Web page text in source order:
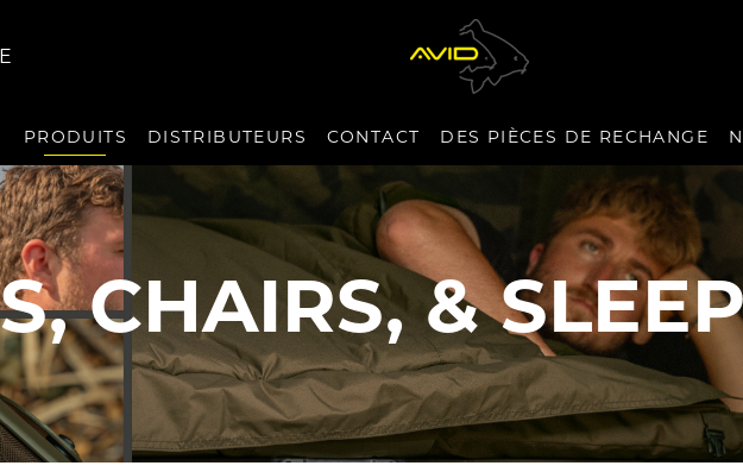
PRODUITS DISTRIBUTEURS CONTACT DES PIÈCES DE RECHANGE
CHAIRS, &